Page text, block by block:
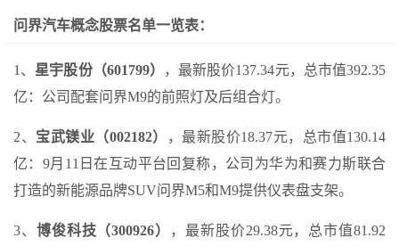
问界汽车概念股票名单一览表：
1、星宇股份（601799）
，最新股价137.34元，总市值392.35
亿：公司配套问界M9的前照灯及后组合灯。
2、 宝武镁业（002182）
，最新股价18.37元，总市值130.14
亿：9月11日在互动平台回复称，公司为华为和赛力斯联合
打造的新能源品牌SUV问界M5和M9提供仪表盘支架。
3、 博俊科技（300926）
，最新股价29.38元，总市值81.92